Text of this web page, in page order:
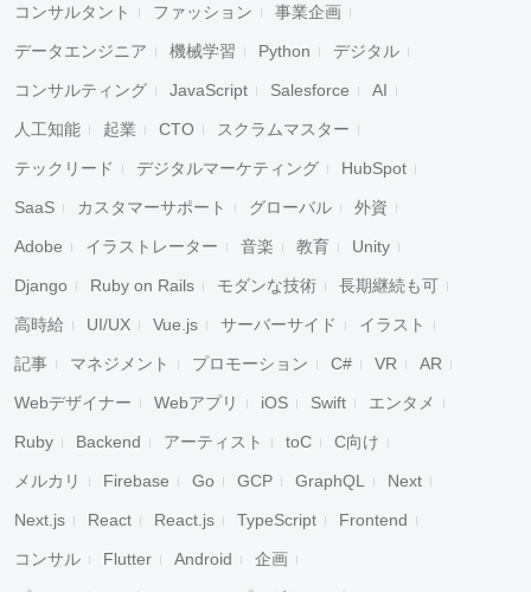
コンサルタント ファッション 事業企画
データエンジニア 機械学習 Python デジタル
コンサルティング JavaScript Salesforce AI
人工知能 起業 CTO スクラムマスター
テックリード デジタルマーケティング HubSpot
SaaS カスタマーサポート グローバル 外資
Adobe イラストレーター 音楽 教育 Unity
Django Ruby on Rails モダンな技術 長期継続も可
高時給 UI/UX Vue.js サーバーサイド イラスト
記事 マネジメント プロモーション C# VR AR
Webデザイナー Webアプリ iOS Swift エンタメ
Ruby Backend アーティスト toC C向け
メルカリ Firebase Go GCP GraphQL Next
Next.js React React.js TypeScript Frontend
コンサル Flutter Android 企画